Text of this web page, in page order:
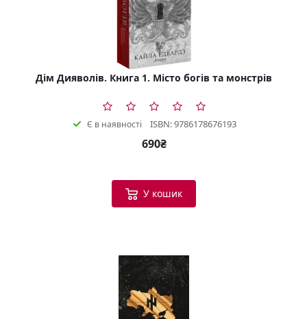
Дім Дияволів. Книга 1. Місто богів та монстрів
Є в наявності ISBN: 9786178676193
690₴
У кошик